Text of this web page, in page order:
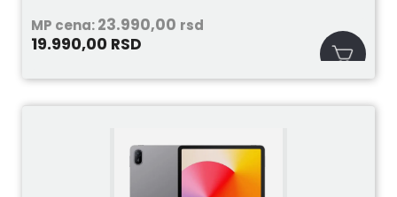
MP cena:23.990,00 rsd
19.990,00 RSD